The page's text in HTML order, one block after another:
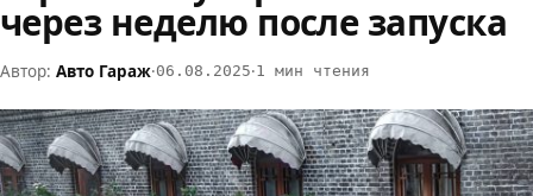
через неделю после запуска
Автор: Авто Гараж·06.08.2025·1 мин чтения